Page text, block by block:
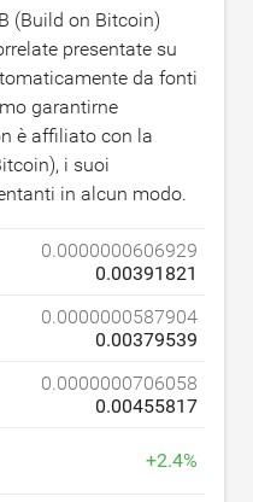
(Build on Bitcoin)
presentate su
da fonti
garantirne
è affiliato con la
i suoi
in alcun modo.
0.0000000606929
0.00391821
0.0000000587904
0.00379539
0.0000000706058
0.00455817
+2.4%